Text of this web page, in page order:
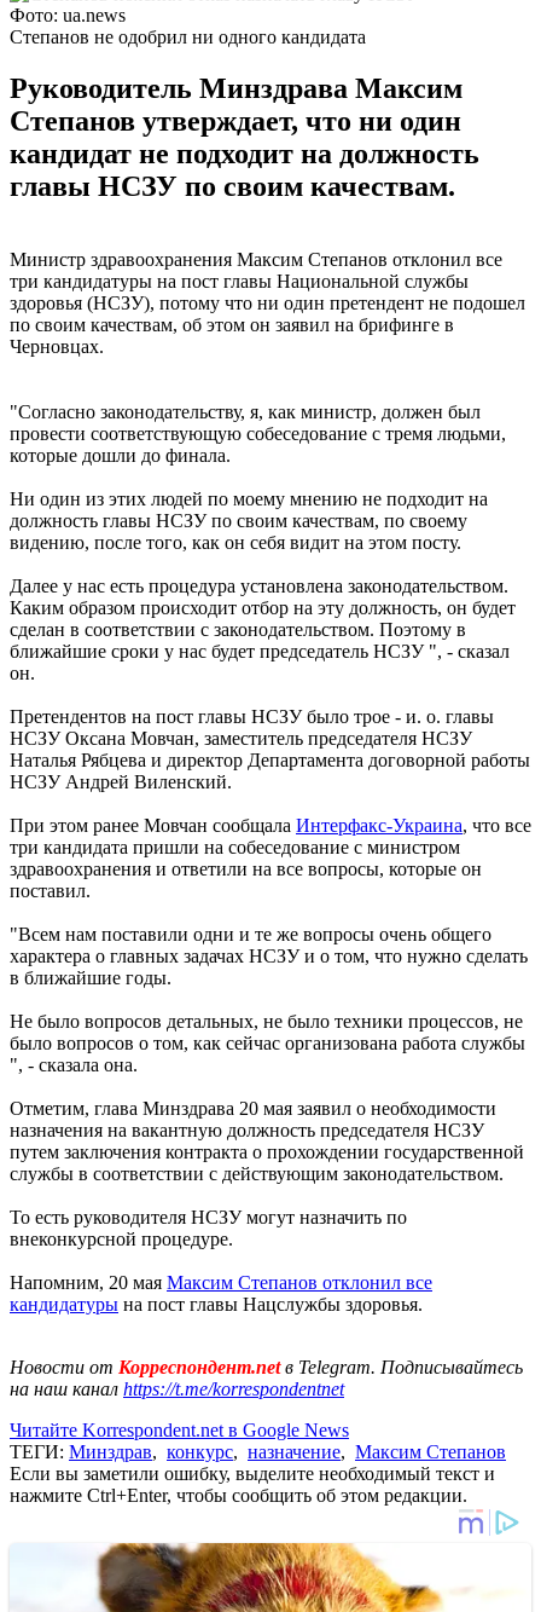
Фото: ua.news
Степанов не одобрил ни одного кандидата
Руководитель Минздрава Максим
Степанов утверждает, что ни один
кандидат не подходит на должность
главы НСЗУ по своим качествам.
Министр здравоохранения Максим Степанов отклонил все
три кандидатуры на пост главы Национальной службы
здоровья (НСЗУ), потому что ни один претендент не подошел
по своим качествам, об этом он заявил на брифинге в
Черновцах.
"Согласно законодательству, я, как министр, должен был
провести соответствующую собеседование с тремя людьми,
которые дошли до финала.
Ни один из этих людей по моему мнению не подходит на
должность главы НСЗУ по своим качествам, по своему
видению, после того, как он себя видит на этом посту.
Далее у нас есть процедура установлена ​​законодательством.
Каким образом происходит отбор на эту должность, он будет
сделан в соответствии с законодательством. Поэтому в
ближайшие сроки у нас будет председатель НСЗУ ", - сказал
он.
Претендентов на пост главы НСЗУ было трое - и. о. главы
НСЗУ Оксана Мовчан, заместитель председателя НСЗУ
Наталья Рябцева и директор Департамента договорной работы
НСЗУ Андрей Виленский.
При этом ранее Мовчан сообщала Интерфакс-Украина, что все
три кандидата пришли на собеседование с министром
здравоохранения и ответили на все вопросы, которые он
поставил.
"Всем нам поставили одни и те же вопросы очень общего
характера о главных задачах НСЗУ и о том, что нужно сделать
в ближайшие годы.
Не было вопросов детальных, не было техники процессов, не
было вопросов о том, как сейчас организована работа службы
", - сказала она.
Отметим, глава Минздрава 20 мая заявил о необходимости
назначения на вакантную должность председателя НСЗУ
путем заключения контракта о прохождении государственной
службы в соответствии с действующим законодательством.
То есть руководителя НСЗУ могут назначить по
внеконкурсной процедуре.
Напомним, 20 мая Максим Степанов отклонил все
кандидатуры на пост главы Нацслужбы здоровья.
Новости от Корреспондент.netв Telegram. Подписывайтесь
на наш канал https://t.me/korrespondentnet
Читайте Korrespondent.net в Google News
ТЕГИ: Минздрав, конкурс, назначение, Максим Степанов
Если вы заметили ошибку, выделите необходимый текст и
нажмите Ctrl+Enter, чтобы сообщить об этом редакции.